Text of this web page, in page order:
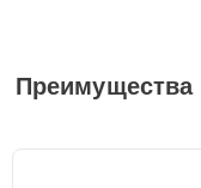
Преимущества